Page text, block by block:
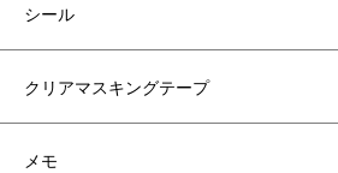
シール
クリアマスキングテープ
メモ